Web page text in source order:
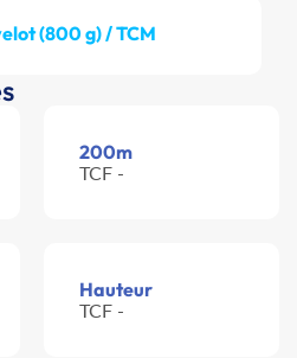
(800 g) / TCM
200m
TCF -
Hauteur
TCF -